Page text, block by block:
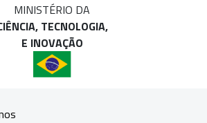
MINISTÉRIO DA
TECNOLOGIA,
E INOVAÇÃO